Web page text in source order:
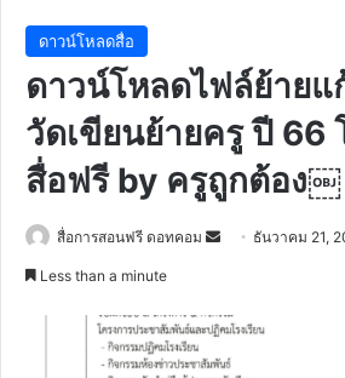
ดาวน์โหลดสื่อ
ดาวน์โหลดไฟล์ย้ายแ
วัดเขียนย้ายครู ปี 66
สื่อฟรี by ครูถูกต้อง￼
สื่อการสอนฟรี ดอทคอม
Send ธันวาคม 21,
Less than a minute